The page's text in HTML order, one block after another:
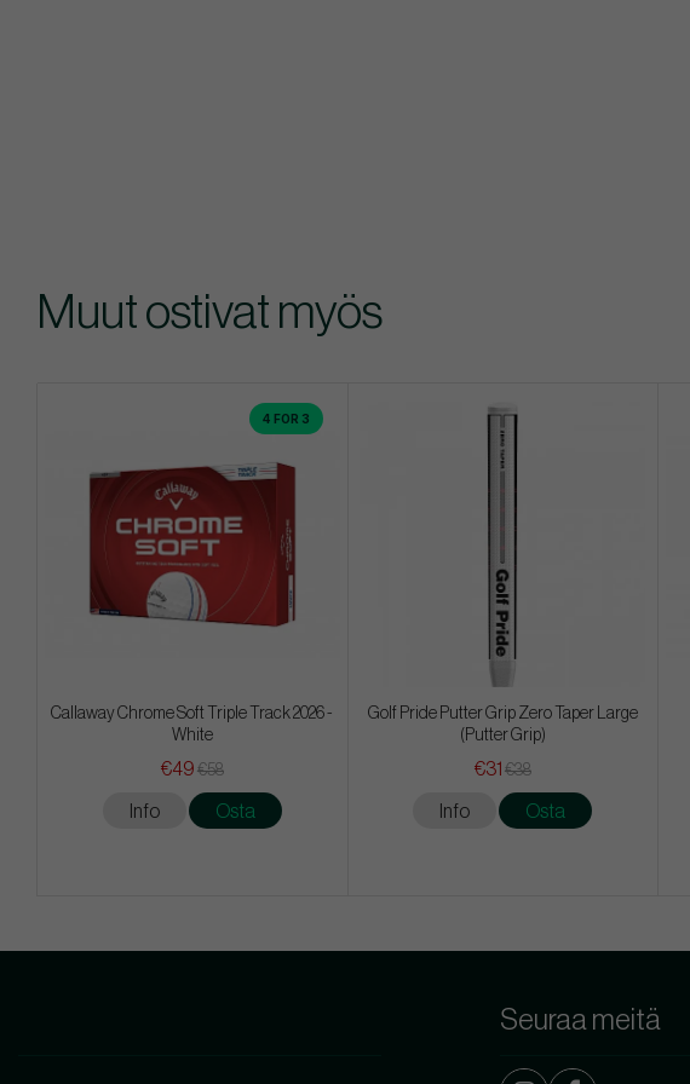
Muut ostivat myös
4 FOR 3
Callaway Chrome Soft Triple Track 2026 -
White
€49 €58
Info Osta
Golf Pride Putter Grip Zero Taper Large
(Putter Grip)
€31 €38
Info Osta
Seuraa meitä